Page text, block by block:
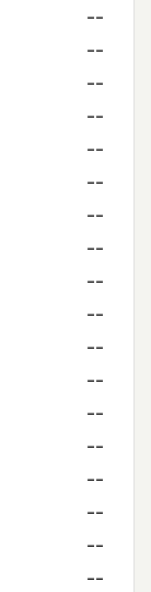
--
--
--
--
--
--
--
--
--
--
--
--
--
--
--
--
--
--